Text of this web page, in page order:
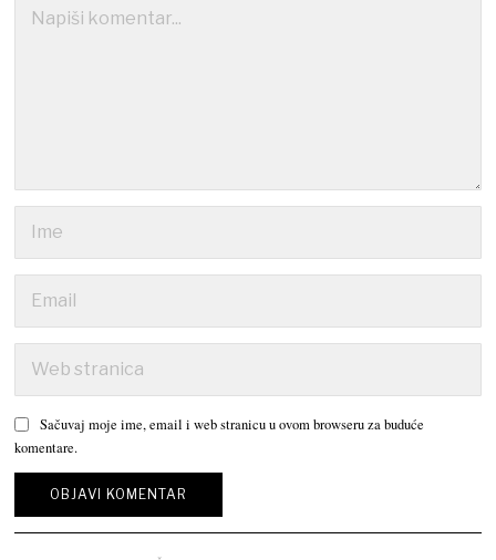
Sačuvaj moje ime, email i web stranicu u ovom browseru za buduće
komentare.